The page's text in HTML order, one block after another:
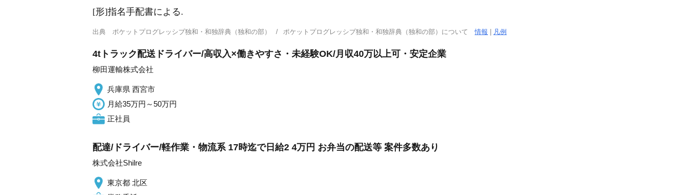
[形]指名手配書による.
出典 ポケットプログレッシブ独和・和独辞典（独和の部） ポケットプログレッシブ独和・和独辞典（独和の部）について情報 | 凡例
4tトラック配送ドライバー/高収入×働きやすさ・未経験OK/月収40万以上可・安定企業
柳田運輸株式会社
兵庫県 西宮市
月給35万円～50万円
正社員
配達/ドライバー/軽作業・物流系 17時迄で日給2 4万円 お弁当の配送等 案件多数あり
株式会社Shilre
東京都 北区